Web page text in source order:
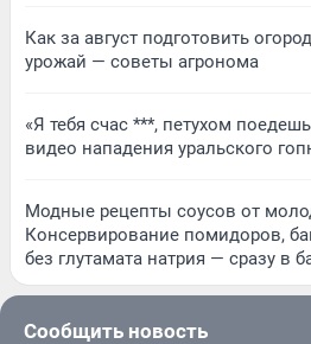
Как за август подготовить
урожай — советы агронома
«Я тебя счас ***, петухом
видео нападения уральского
Модные рецепты соусов от
Консервирование помидоров,
без глутамата натрия — сразу в
Сообщить новость